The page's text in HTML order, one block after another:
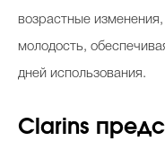
возрастные
молодость,
дней использования.
Clarins